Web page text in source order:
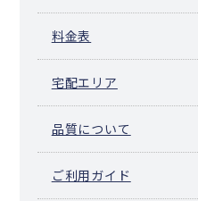
料金表
宅配エリア
品質について
ご利用ガイド